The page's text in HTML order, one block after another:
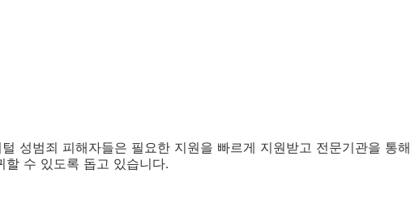
성범죄 피해자들은 필요한 지원을 빠르게 지원받고 전문기관을 통해
수 있도록 돕고 있습니다.